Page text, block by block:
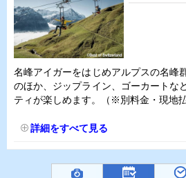
名峰アイガーをはじめアルプスの名峰
のほか、ジップライン、ゴーカートな
ティが楽しめます。（※別料金・現地払
詳細をすべて見る